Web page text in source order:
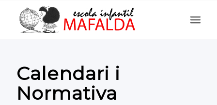
Calendari i
Normativa